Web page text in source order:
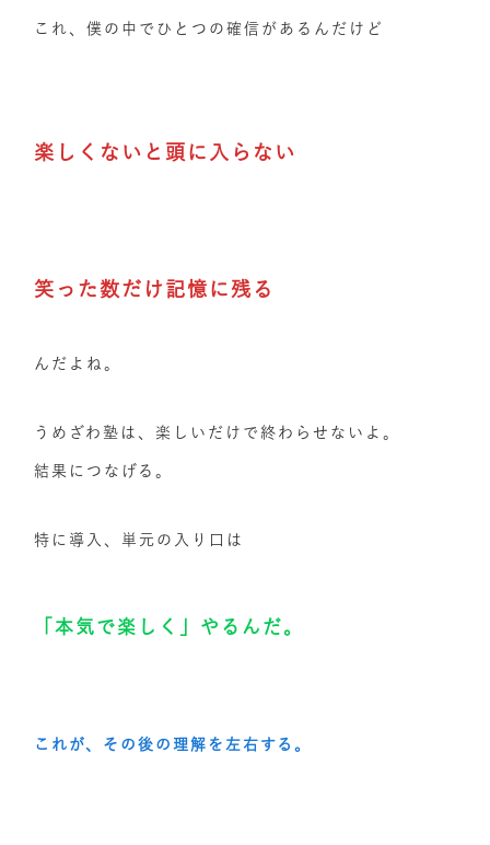
これ、僕の中でひとつの確信があるんだけど
楽しくないと頭に入らない
笑った数だけ記憶に残る
んだよね。
うめざわ塾は、楽しいだけで終わらせないよ。
結果につなげる。
特に導入、単元の入り口は
「本気で楽しく」やるんだ。
これが、その後の理解を左右する。